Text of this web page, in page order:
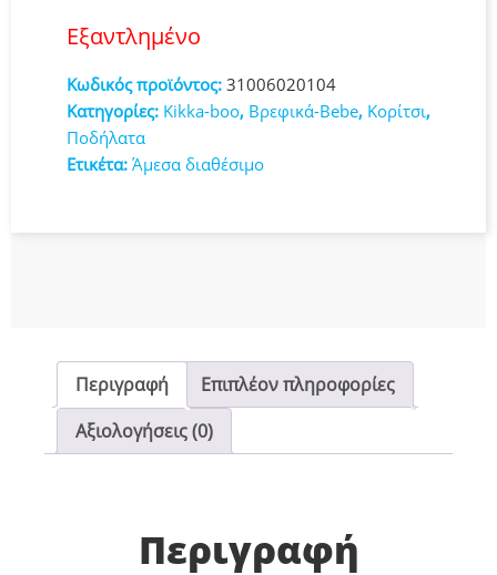
Εξαντλημένο
Κωδικός προϊόντος: 31006020104
Κατηγορίες: Kikka-boo, Βρεφικά-Bebe, Κορίτσι,
Ποδήλατα
Ετικέτα: Άμεσα διαθέσιμο
Περιγραφή
Επιπλέον πληροφορίες
Αξιολογήσεις (0)
Περιγραφή